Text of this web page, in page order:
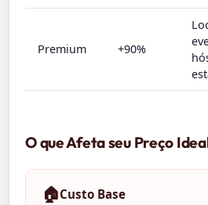
Premium +90%
O que Afeta seu Preço
🏠Custo Base